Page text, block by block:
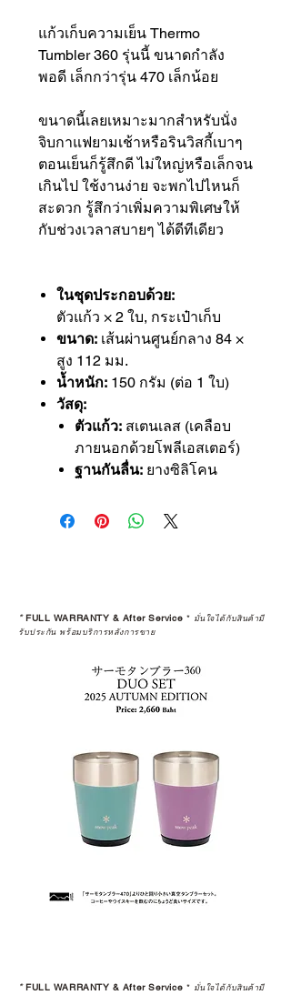
แก้วเก็บความเย็น Thermo
Tumbler 360 รุ่นนี้ ขนาดกำลัง
พอดี เล็กกว่ารุ่น 470 เล็กน้อย
ขนาดนี้เลยเหมาะมากสำหรับนั่ง
จิบกาแฟยามเช้าหรือรินวิสกี้เบาๆ
ตอนเย็นก็รู้สึกดี ไม่ใหญ่หรือเล็กจน
เกินไป ใช้งานง่าย จะพกไปไหนก็
สะดวก รู้สึกว่าเพิ่มความพิเศษให้
กับช่วงเวลาสบายๆ ได้ดีทีเดียว
ในชุดประกอบด้วย:
ตัวแก้ว × 2 ใบ, กระเป๋าเก็บ
ขนาด: เส้นผ่านศูนย์กลาง 84 ×
สูง 112 มม.
น้ำหนัก: 150 กรัม (ต่อ 1 ใบ)
วัสดุ:
ตัวแก้ว: สเตนเลส (เคลือบ
ภายนอกด้วยโพลีเอสเตอร์)
ฐานกันลื่น: ยางซิลิโคน
*FULL WARRANTY & After Service * มั่นใจได้กับสินค้ามี
รับประกัน พร้อมบริการหลังการขาย
*FULL WARRANTY & After Service * มั่นใจได้กับสินค้ามี